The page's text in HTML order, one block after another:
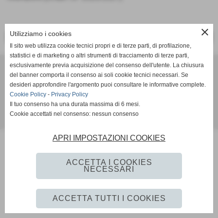
<< PRECEDENTE SUCCESSIVO >>
BVOLLEY ROMAGNA
via Monte Rosa 60 - Riccione (RN)
P.I. 02712710405
Tel. 3481529677 - bvolley2007@gmail.com
close
Utilizziamo i cookies
Il sito web utilizza cookie tecnici propri e di terze parti, di profilazione,
statistici e di marketing o altri strumenti di tracciamento di terze parti,
esclusivamente previa acquisizione del consenso dell'utente. La chiusura
del banner comporta il consenso ai soli cookie tecnici necessari. Se
desideri approfondire l'argomento puoi consultare le informative complete.
Cookie Policy - Privacy Policy
Il tuo consenso ha una durata massima di 6 mesi.
Cookie accettati nel consenso: nessun consenso
APRI IMPOSTAZIONI COOKIES
ACCETTA I COOKIES
NECESSARI
ACCETTA TUTTI I COOKIES